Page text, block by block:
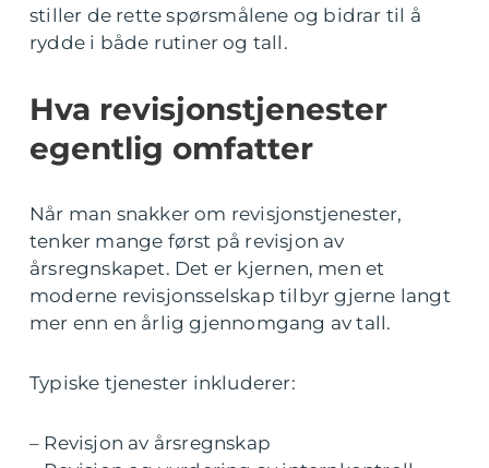
stiller de rette spørsmålene og bidrar til å
rydde i både rutiner og tall.
Hva revisjonstjenester
egentlig omfatter
Når man snakker om revisjonstjenester,
tenker mange først på revisjon av
årsregnskapet. Det er kjernen, men et
moderne revisjonsselskap tilbyr gjerne langt
mer enn en årlig gjennomgang av tall.
Typiske tjenester inkluderer:
– Revisjon av årsregnskap